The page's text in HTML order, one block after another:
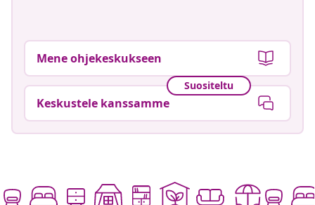
Mene ohjekeskukseen
Suositeltu
Keskustele kanssamme